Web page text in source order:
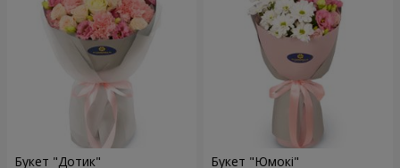
Букет "Дотик" Букет "Юмокі"